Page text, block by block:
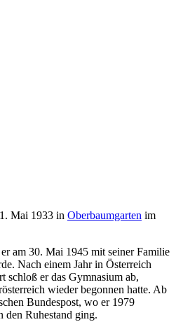
Mai 1933 in Oberbaumgarten im
am 30. Mai 1945 mit seiner Familie
Nach einem Jahr in Österreich
schloß er das Gymnasium ab,
wieder begonnen hatte. Ab
Bundespost, wo er 1979
den Ruhestand ging.